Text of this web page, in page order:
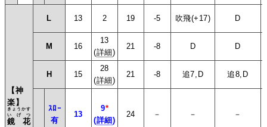
【神
楽】
鏡花
きょうかす
いげつ
L 13 2 19 -5 吹飛(+17) D
M 16
13
(詳細)
21 -8 D D
H 15
28
(詳細)
21 -8 追7,D 追8,D
ｽﾛｰ
有
13
9*
(詳細)
24 － － －